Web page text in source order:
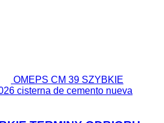
OMEPS CM 39 SZYBKIE
cisterna de cemento nueva